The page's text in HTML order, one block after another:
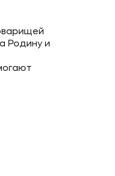
Родину и